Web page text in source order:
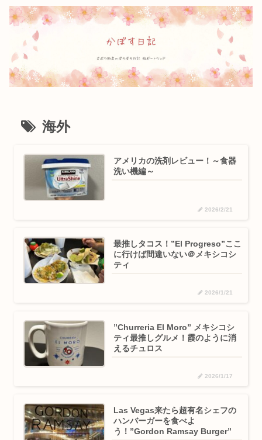
海外
アメリカの洗剤レビュー！～食器
洗い機編～
2026/2/21
最推しタコス！”El Progreso”ここ
に行けば間違いない＠メキシコシ
ティ
2026/1/21
”Churreria El Moro” メキシコシ
ティ最推しグルメ！霞のように消
えるチュロス
2026/1/17
Las Vegas来たら超有名シェフの
ハンバーガーを食べよ
う！”Gordon Ramsay Burger”